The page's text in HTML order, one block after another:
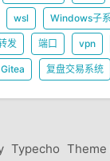
wsl Windows子
发 端口 vpn
Gitea 复盘交易系统
Typecho Theme